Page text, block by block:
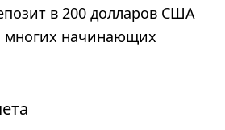
в 200 долларов США
многих начинающих